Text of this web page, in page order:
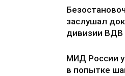
заслушал
дивизии ВДВ
МИД России
в попытке